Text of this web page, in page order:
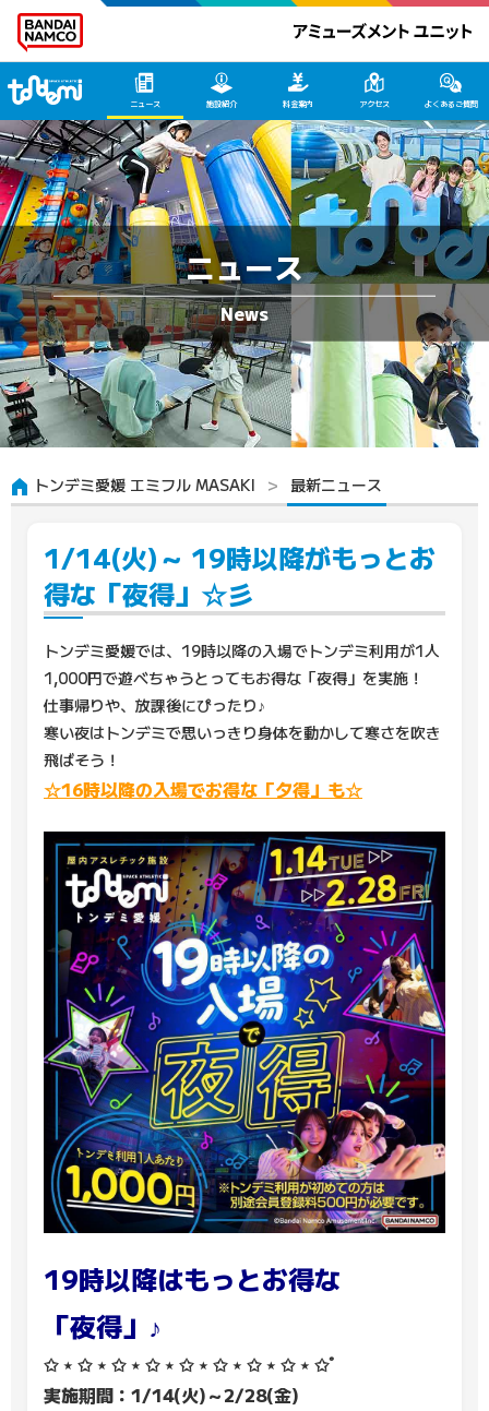
ニュース 施設紹介 料金案内 アクセス よくあるご質問
ニュース
トンデミ愛媛 エミフル MASAKI 最新ニュース
1/14(火)～ 19時以降がもっとお
得な「夜得」☆彡
トンデミ愛媛では、19時以降の入場でトンデミ利用が1人
1,000円で遊べちゃうとってもお得な「夜得」を実施！
仕事帰りや、放課後にぴったり♪
寒い夜はトンデミで思いっきり身体を動かして寒さを吹き
飛ばそう！
☆16時以降の入場でお得な「夕得」も☆
19時以降はもっとお得な
「夜得」♪
✩ ⋆ ✩ ⋆ ✩ ⋆ ✩ ⋆ ✩ ⋆ ✩ ⋆ ✩ ⋆ ✩ ⋆ ✩ﾟ
実施期間：1/14(火)～2/28(金)